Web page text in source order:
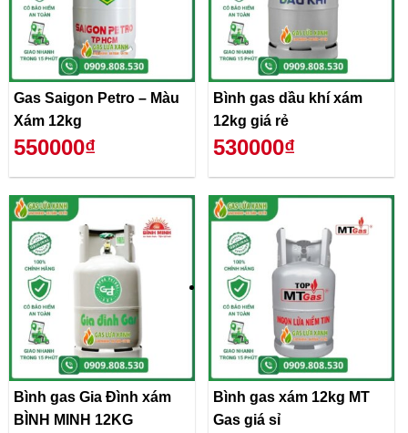
Gas Saigon Petro – Màu
Xám 12kg
550000₫
Bình gas dầu khí xám
12kg giá rẻ
530000₫
Bình gas Gia Đình xám
BÌNH MINH 12KG
Bình gas xám 12kg MT
Gas giá sỉ